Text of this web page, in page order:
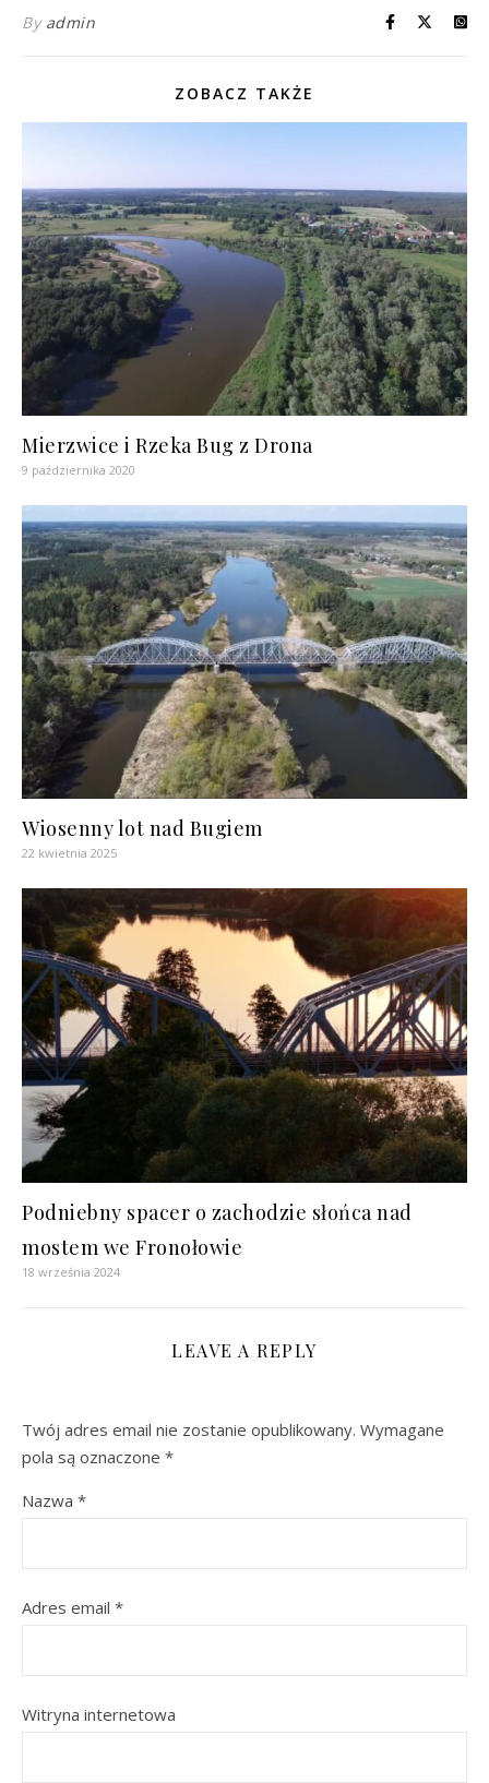
By admin
ZOBACZ TAKŻE
Mierzwice i Rzeka Bug z Drona
9 października 2020
Wiosenny lot nad Bugiem
22 kwietnia 2025
Podniebny spacer o zachodzie słońca nad
mostem we Fronołowie
18 września 2024
LEAVE A REPLY
Twój adres email nie zostanie opublikowany. Wymagane
pola są oznaczone *
Nazwa *
Adres email *
Witryna internetowa